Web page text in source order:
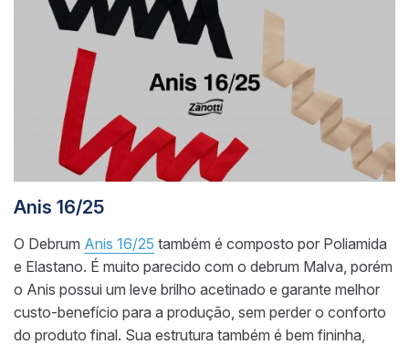
Anis 16/25
O Debrum Anis 16/25 também é composto por Poliamida
e Elastano. É muito parecido com o debrum Malva, porém
o Anis possui um leve brilho acetinado e garante melhor
custo-benefício para a produção, sem perder o conforto
do produto final. Sua estrutura também é bem fininha,